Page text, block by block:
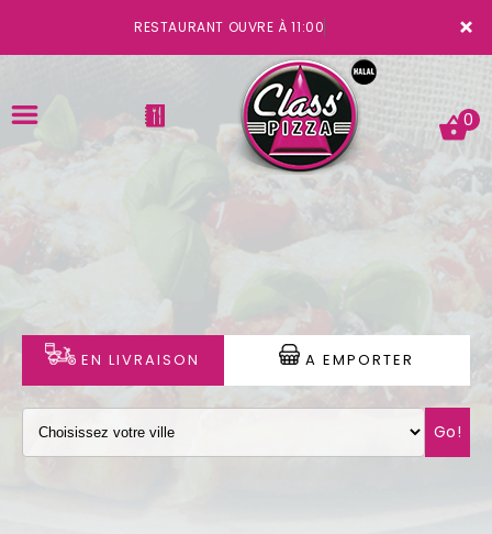
×
RESTAURANT OUVRE À 11:00
ACCUEIL
VOTRE COMPTE
NOTRE RESTAURANT
VOS AVIS
0
EN LIVRAISON A EMPORTER
Go!